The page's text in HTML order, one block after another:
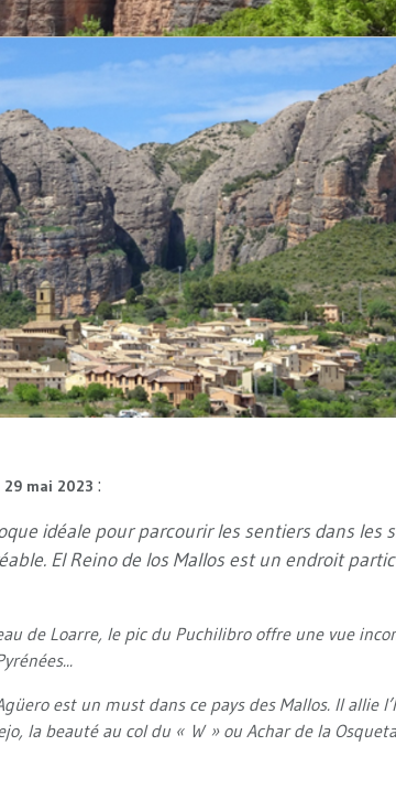
mai 2023 :
idéale pour parcourirles sentiers dans les
El Reino de los Mallos est un endroit
de Loarre, le pic du Puchilibro offre une vue
est un must dans ce pays des Mallos. Il allie
la beauté au col du « W » ou Achar de la